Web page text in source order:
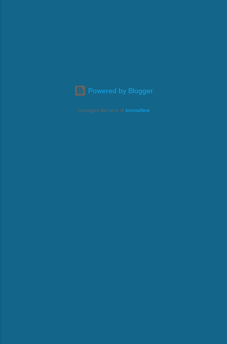
Powered by Blogger
Immagini dei temi di konradlew